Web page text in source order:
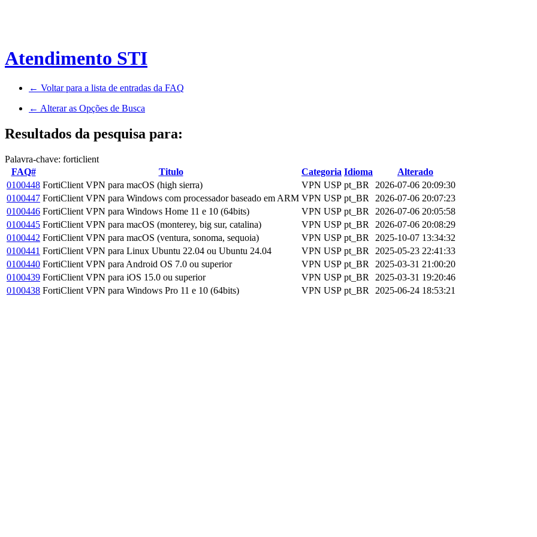
Atendimento STI
← Voltar para a lista de entradas da FAQ
← Alterar as Opções de Busca
Resultados da pesquisa para:
Palavra-chave: forticlient
FAQ#
Titulo Categoria Idioma
Alterado
0100448 FortiClient VPN para macOS (high sierra) VPN USP pt_BR
2026-07-06 20:09:30
0100447 FortiClient VPN para Windows com processador baseado em ARM VPN USP pt_BR
2026-07-06 20:07:23
0100446 FortiClient VPN para Windows Home 11 e 10 (64bits) VPN USP pt_BR
2026-07-06 20:05:58
0100445 FortiClient VPN para macOS (monterey, big sur, catalina) VPN USP pt_BR
2026-07-06 20:08:29
0100442 FortiClient VPN para macOS (ventura, sonoma, sequoia) VPN USP pt_BR
2025-10-07 13:34:32
0100441 FortiClient VPN para Linux Ubuntu 22.04 ou Ubuntu 24.04 VPN USP pt_BR
2025-05-23 22:41:33
0100440 FortiClient VPN para Android OS 7.0 ou superior VPN USP pt_BR
2025-03-31 21:00:20
0100439 FortiClient VPN para iOS 15.0 ou superior VPN USP pt_BR
2025-03-31 19:20:46
0100438 FortiClient VPN para Windows Pro 11 e 10 (64bits) VPN USP pt_BR 2025-06-24 18:53:21